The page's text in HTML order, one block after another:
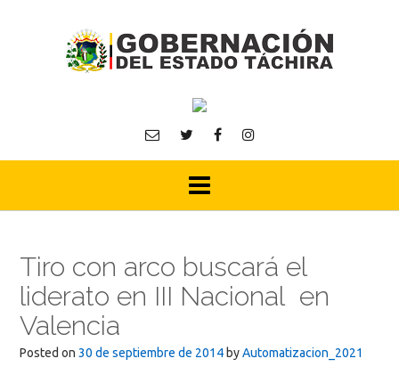
Tiro con arco buscará el
liderato en III Nacional en
Valencia
Posted on 30 de septiembre de 2014 byAutomatizacion_2021